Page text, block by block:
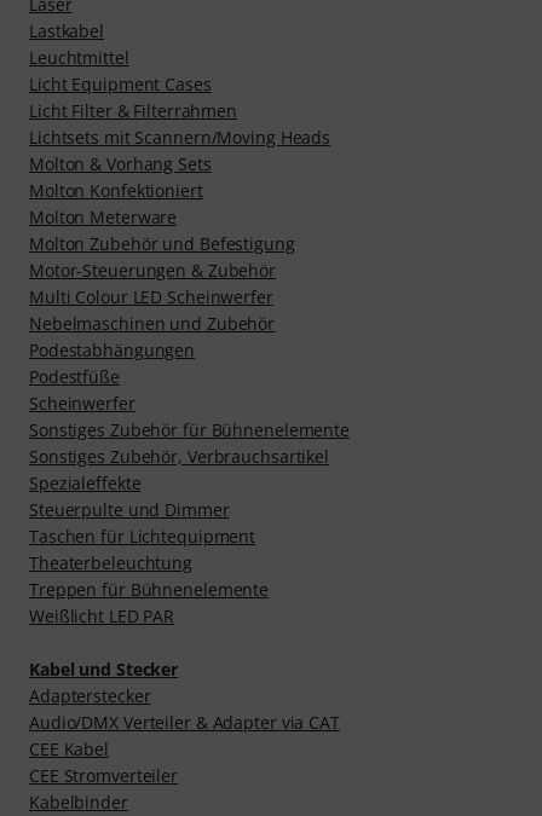
Lastkabel
Leuchtmittel
Licht Equipment Cases
Licht Filter & Filterrahmen
Lichtsets mit Scannern/Moving Heads
Molton & Vorhang Sets
Molton Konfektioniert
Molton Meterware
Molton Zubehör und Befestigung
Motor-Steuerungen & Zubehör
Multi Colour LED Scheinwerfer
Nebelmaschinen und Zubehör
Podestabhängungen
Podestfüße
Scheinwerfer
Sonstiges Zubehör für Bühnenelemente
Sonstiges Zubehör, Verbrauchsartikel
Spezialeffekte
Steuerpulte und Dimmer
Taschen für Lichtequipment
Theaterbeleuchtung
Treppen für Bühnenelemente
Weißlicht LED PAR
Kabel und Stecker
Adapterstecker
Audio/DMX Verteiler & Adapter via CAT
CEE Kabel
CEE Stromverteiler
Kabelbinder